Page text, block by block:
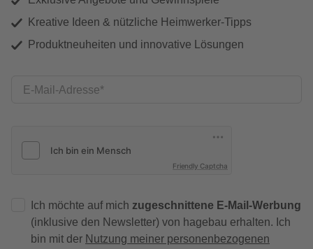
Kreative Ideen & nützliche Heimwerker-Tipps
Produktneuheiten und innovative Lösungen
E-Mail-Adresse
Friendly Captcha
Ich möchte auf mich zugeschnittene E-Mail-Werbung
(inklusive den Newsletter) von hagebau erhalten. Ich
bin mit der Nutzung meiner personenbezogenen